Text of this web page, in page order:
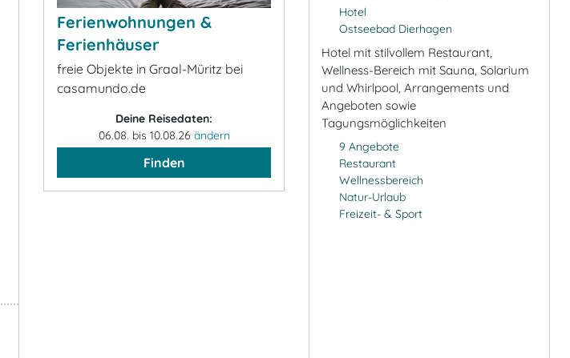
Ferienwohnungen &
Ferienhäuser
freie Objekte in Graal-Müritz bei
casamundo.de
Deine Reisedaten:
06.08. bis 10.08.26 ändern
Finden
Hotel
Ostseebad Dierhagen
Hotel mit stilvollem Restaurant,
Wellness-Bereich mit Sauna, Solarium
und Whirlpool, Arrangements und
Angeboten sowie
Tagungsmöglichkeiten
9 Angebote
Restaurant
Wellnessbereich
Natur-Urlaub
Freizeit- & Sport